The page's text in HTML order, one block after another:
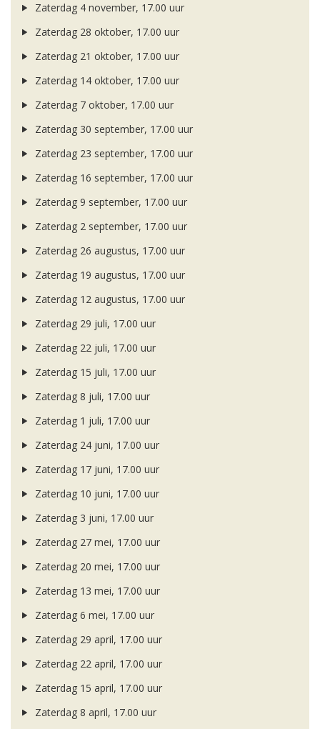
Zaterdag 4 november, 17.00 uur
Zaterdag 28 oktober, 17.00 uur
Zaterdag 21 oktober, 17.00 uur
Zaterdag 14 oktober, 17.00 uur
Zaterdag 7 oktober, 17.00 uur
Zaterdag 30 september, 17.00 uur
Zaterdag 23 september, 17.00 uur
Zaterdag 16 september, 17.00 uur
Zaterdag 9 september, 17.00 uur
Zaterdag 2 september, 17.00 uur
Zaterdag 26 augustus, 17.00 uur
Zaterdag 19 augustus, 17.00 uur
Zaterdag 12 augustus, 17.00 uur
Zaterdag 29 juli, 17.00 uur
Zaterdag 22 juli, 17.00 uur
Zaterdag 15 juli, 17.00 uur
Zaterdag 8 juli, 17.00 uur
Zaterdag 1 juli, 17.00 uur
Zaterdag 24 juni, 17.00 uur
Zaterdag 17 juni, 17.00 uur
Zaterdag 10 juni, 17.00 uur
Zaterdag 3 juni, 17.00 uur
Zaterdag 27 mei, 17.00 uur
Zaterdag 20 mei, 17.00 uur
Zaterdag 13 mei, 17.00 uur
Zaterdag 6 mei, 17.00 uur
Zaterdag 29 april, 17.00 uur
Zaterdag 22 april, 17.00 uur
Zaterdag 15 april, 17.00 uur
Zaterdag 8 april, 17.00 uur